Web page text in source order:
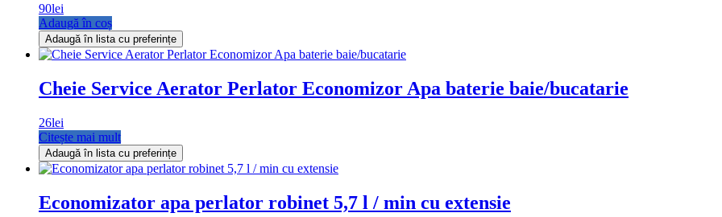
90lei
Adaugă în coș
Adaugă în lista cu preferințe
Cheie Service Aerator Perlator Economizor Apa baterie baie/bucatarie
26lei
Citește mai mult
Adaugă în lista cu preferințe
Economizator apa perlator robinet 5,7 l / min cu extensie